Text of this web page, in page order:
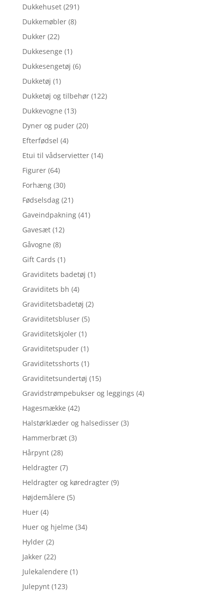
Dukkehuset (291)
Dukkemøbler (8)
Dukker (22)
Dukkesenge (1)
Dukkesengetøj (6)
Dukketøj (1)
Dukketøj og tilbehør (122)
Dukkevogne (13)
Dyner og puder (20)
Efterfødsel (4)
Etui til vådservietter (14)
Figurer (64)
Forhæng (30)
Fødselsdag (21)
Gaveindpakning (41)
Gavesæt (12)
Gåvogne (8)
Gift Cards (1)
Graviditets badetøj (1)
Graviditets bh (4)
Graviditetsbadetøj (2)
Graviditetsbluser (5)
Graviditetskjoler (1)
Graviditetspuder (1)
Graviditetsshorts (1)
Graviditetsundertøj (15)
Gravidstrømpebukser og leggings (4)
Hagesmække (42)
Halstørklæder og halsedisser (3)
Hammerbræt (3)
Hårpynt (28)
Heldragter (7)
Heldragter og køredragter (9)
Højdemålere (5)
Huer (4)
Huer og hjelme (34)
Hylder (2)
Jakker (22)
Julekalendere (1)
Julepynt (123)